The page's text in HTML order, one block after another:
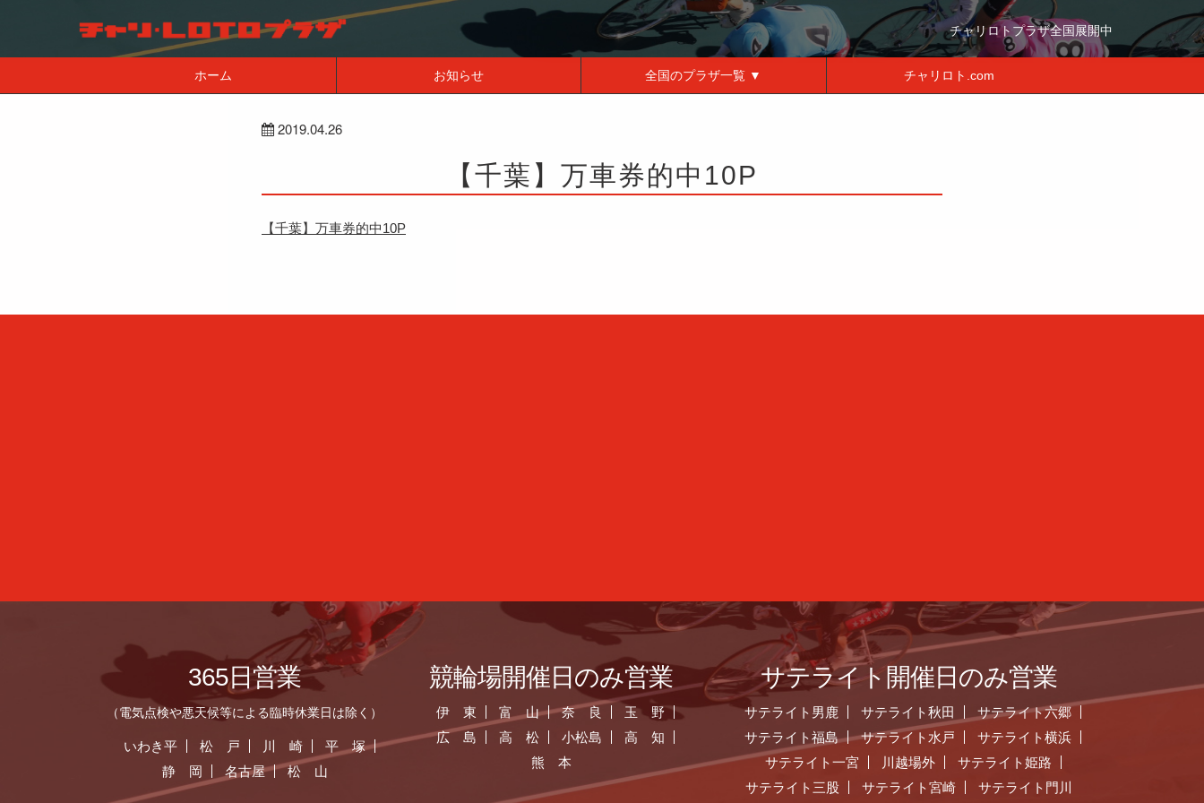
チャリロトプラザ全国展開中
ホーム お知らせ 全国のプラザ一覧 ▼ チャリロト.com
2019.04.26
【千葉】万車券的中10P
【千葉】万車券的中10P
365日営業
（電気点検や悪天候等による臨時休業日は除く）
いわき平 松 戸 川 崎
平 塚
静 岡
名古屋 松 山
競輪場開催日のみ営業
伊 東 富 山 奈 良
玉 野
広 島
高 松 小松島
高 知
熊 本
サテライト開催日のみ営業
サテライト男鹿 サテライト秋田
サテライト六郷
サテライト福島
サテライト水戸
サテライト横浜
サテライト一宮
川越場外
サテライト姫路
サテライト三股
サテライト宮崎 サテライト門川